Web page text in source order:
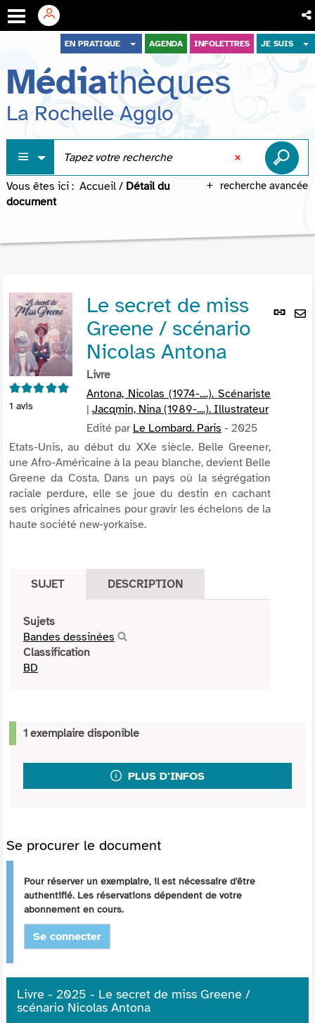
menu
contenu
recherche
EN PRATIQUE AGENDA INFOLETTRES JE SUIS
Médiathèques
La Rochelle Agglo
recherche avancée
Vous êtes ici : Accueil / Détail du
document
Lien
5/5
1 avis
Le secret de miss
Greene / scénario
Nicolas Antona
Livre
Antona, Nicolas (1974-....). Scénariste
| Jacqmin, Nina (1989-....). Illustrateur
Edité par Le Lombard. Paris - 2025
Etats-Unis, au début du XXe siècle. Belle Greener,
une Afro-Américaine à la peau blanche, devient Belle
Greene da Costa. Dans un pays où la ségrégation
raciale perdure, elle se joue du destin en cachant
ses origines africaines pour gravir les échelons de la
haute société new-yorkaise.
SUJET DESCRIPTION
Sujets
Bandes dessinées
Classification
BD
1 exemplaire disponible
PLUS D'INFOS
Se procurer le document
Pour réserver un exemplaire, il est nécessaire d'être
authentifié. Les réservations dépendent de votre
abonnement en cours.
Se connecter
Livre - 2025 - Le secret de miss Greene /
scénario Nicolas Antona